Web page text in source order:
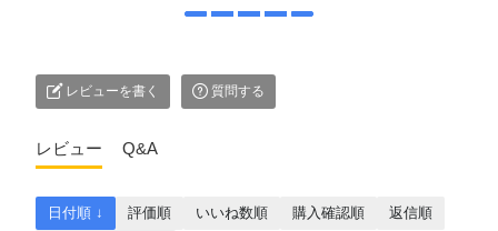
レビューを書く 質問する
レビュー Q&A
日付順 ↓ 評価順 いいね数順 購入確認順
返信順